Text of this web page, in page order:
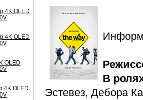
В
Эстевез, Дебора
4K OLED
4K OLED
OLED
4K OLED